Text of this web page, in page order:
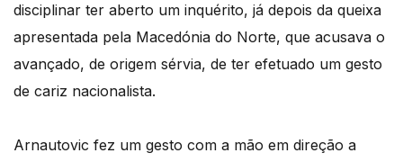
disciplinar ter aberto um inquérito, já depois da queixa
apresentada pela Macedónia do Norte, que acusava o
avançado, de origem sérvia, de ter efetuado um gesto
de cariz nacionalista.
Arnautovic fez um gesto com a mão em direção a